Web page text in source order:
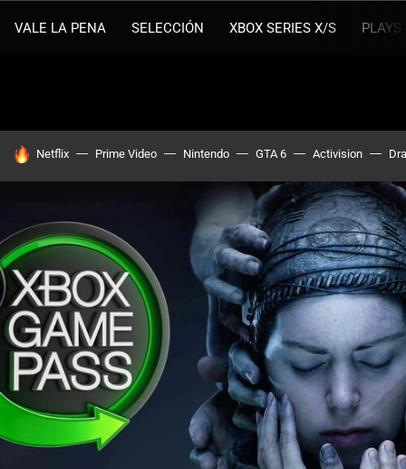
VALE LA PENA SELECCIÓN XBOX SERIES X/S
HOY SE HABLA DE
Netflix Prime Video Nintendo GTA 6 Activision